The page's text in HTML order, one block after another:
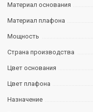
Материал основания
Материал плафона
Мощность
Страна производства
Цвет основания
Цвет плафона
Назначение